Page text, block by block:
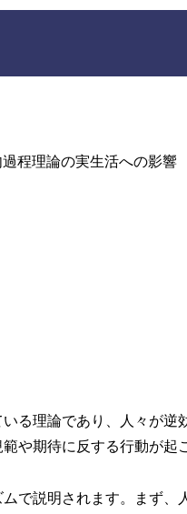
る理論であり、人々が
や期待に反する行動が起
で説明されます。まず